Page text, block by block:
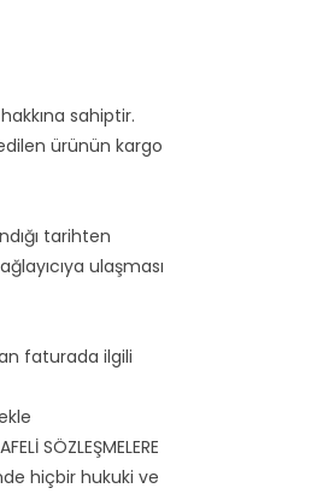
sahiptir.
ürünün kargo
tarihten
ulaşması
faturada ilgili
SÖZLEŞMELERE
hiçbir hukuki ve